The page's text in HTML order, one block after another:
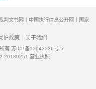
判文书网丨中国执行信息公开网丨国家
护政策 关于我们
有 苏ICP备15042526号-5
20180251 营业执照